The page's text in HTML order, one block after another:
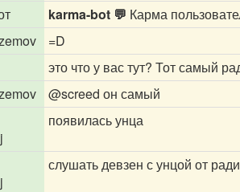
karma-bot 💬 Карма
=D
это что у вас тут? Тот самый
@screed он самый
появилась унца
слушать девзен с унцой от